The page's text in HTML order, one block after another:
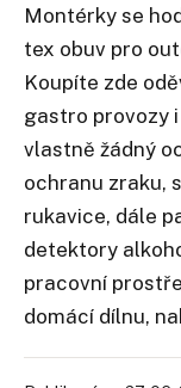
Montérky se
tex obuv pro
Koupíte zde
gastro provozy
vlastně žádný
ochranu zraku,
rukavice, dále
detektory
pracovní
domácí dílnu,